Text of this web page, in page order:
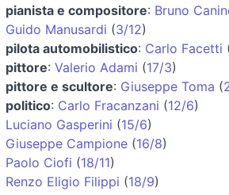
pianista e compositore: Bruno
Guido Manusardi (3/12)
pilota automobilistico: Carlo Facetti
pittore: Valerio Adami (17/3)
pittore e scultore: Giuseppe Toma (
politico: Carlo Fracanzani (12/6)
Luciano Gasperini (15/6)
Giuseppe Campione (16/8)
Paolo Ciofi (18/11)
Renzo Eligio Filippi (18/9)